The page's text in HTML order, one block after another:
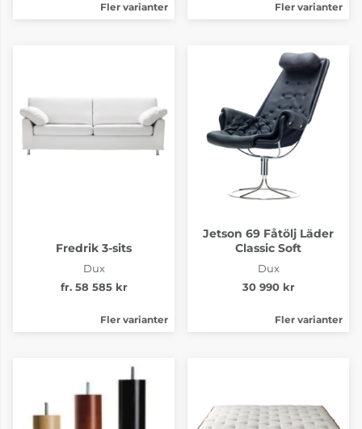
Fler varianter Fler varianter
Fredrik 3-sits
Dux
fr. 58 585 kr
Fler varianter
Jetson 69 Fåtölj Läder
Classic Soft
Dux
30 990 kr
Fler varianter